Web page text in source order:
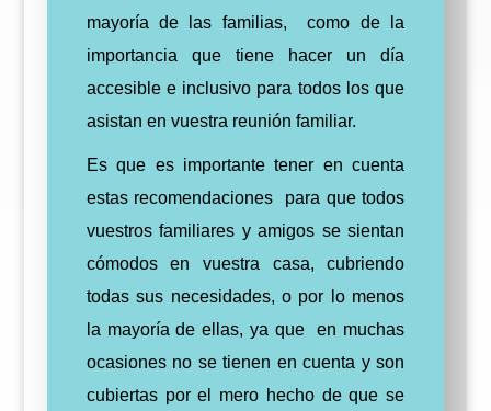
mayoría de las familias, como de la
importancia que tiene hacer un día
accesible e inclusivo para todos los que
asistan en vuestra reunión familiar.
Esque es importante tener en cuenta
estas recomendaciones para que todos
vuestros familiares y amigos se sientan
cómodos en vuestra casa, cubriendo
todas sus necesidades, o por lo menos
la mayoría de ellas, ya que en muchas
ocasiones no se tienen encuenta y son
cubiertas por el mero hecho de que se